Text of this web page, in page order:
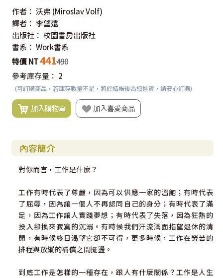
作者： 沃弗 (Miroslav Volf)
譯者： 李望遠
出版社： 校園書房出版社
書系： Work書系
特價 NT441490
參考庫存量： 2
(可訂購商品，若庫存數量不足，將於結帳後為您進貨，請安心訂購)
加入購物車 加入喜愛商品
內容簡介
對你而言，工作是什麼？
工作有時代表了尊嚴，因為可以供應一家的溫飽；有時代表
了屈辱，因為讓一個人不再認同自己的身分；有時代表了滿
足，因為工作讓人實踐夢想；有時代表了失落，因為狂熱的
投入卻換來寂寞的沉溺。有時候我們汗流滿面指望退休的清
閒，有時候終日渴望它卻不可得，更多時候，工作在勞苦的
排程與放縱的補償之間擺盪。
到底工作是怎樣的一種存在，跟人有什麼關係？工作是人生